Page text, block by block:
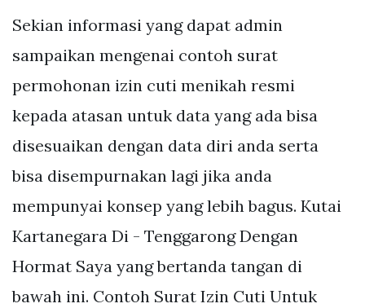
Sekian informasi yang dapat admin
sampaikan mengenai contoh surat
permohonan izin cuti menikah resmi
kepada atasan untuk data yang ada bisa
disesuaikan dengan data diri anda serta
bisa disempurnakan lagi jika anda
mempunyai konsep yang lebih bagus. Kutai
Kartanegara Di - Tenggarong Dengan
Hormat Saya yang bertanda tangan di
bawah ini. Contoh Surat Izin Cuti Untuk